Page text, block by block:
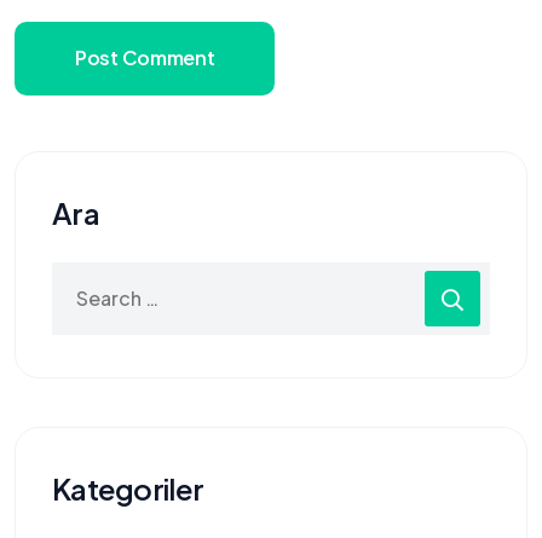
Post Comment
Ara
for:
Kategoriler